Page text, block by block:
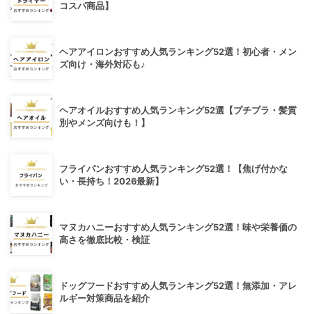
コスパ商品】
ヘアアイロンおすすめ人気ランキング52選！初心者・メン
ズ向け・海外対応も♪
ヘアオイルおすすめ人気ランキング52選【プチプラ・髪質
別やメンズ向けも！】
フライパンおすすめ人気ランキング52選！【焦げ付かな
い・長持ち！2026最新】
マヌカハニーおすすめ人気ランキング52選！味や栄養価の
高さを徹底比較・検証
ドッグフードおすすめ人気ランキング52選！無添加・アレ
ルギー対策商品を紹介